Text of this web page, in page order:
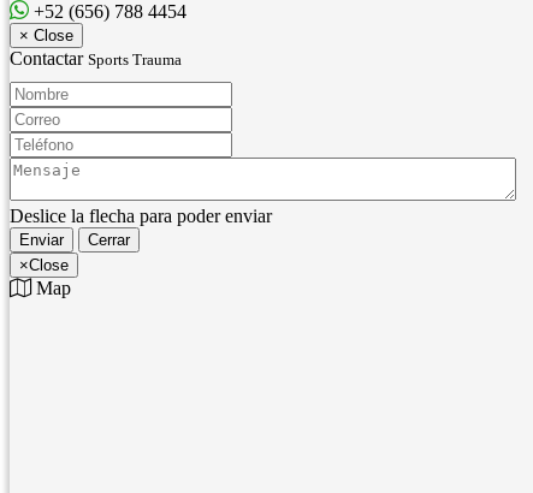
+52 (656) 788 4454
× Close
Contactar Sports Trauma
Nombre:
Correo:
Teléfono:
Mensaje:
Deslice la flecha para poder enviar
Enviar
Cerrar
×Close
Map